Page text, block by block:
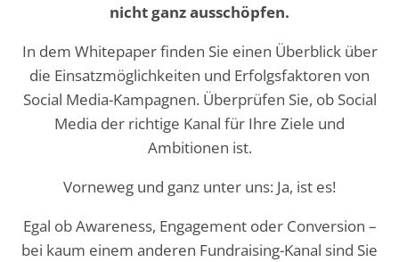
nicht ganz ausschöpfen.
In dem Whitepaper finden Sie einen Überblick über
die Einsatzmöglichkeiten und Erfolgsfaktoren von
Social Media-Kampagnen. Überprüfen Sie, ob Social
Media der richtige Kanal für Ihre Ziele und
Ambitionen ist.
Vorneweg und ganz unter uns: Ja, ist es!
Egal ob Awareness, Engagement oder Conversion –
bei kaum einem anderen Fundraising-Kanal sind Sie